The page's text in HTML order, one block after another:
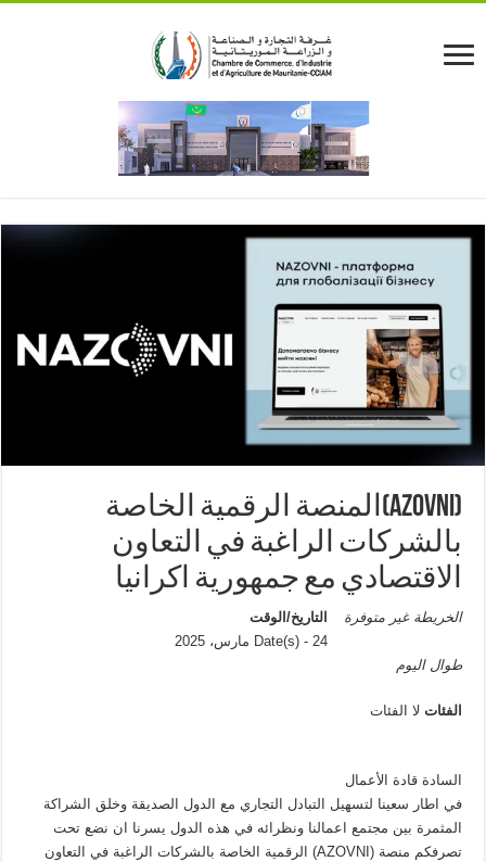
(AZOVNI)المنصة الرقمية الخاصة
بالشركات الراغبة في التعاون
الاقتصادي مع جمهورية اكرانيا
الخريطة غير متوفرة
التاريخ/الوقت
Date(s) - 24 مارس، 2025
طوال اليوم
الفئات لا الفئات
السادة قادة الأعمال
في اطار سعينا لتسهيل التبادل التجاري مع الدول الصديقة وخلق الشراكة
المثمرة بين مجتمع اعمالنا ونظرائه في هذه الدول يسرنا ان نضع تحت
تصرفكم منصة (AZOVNI) الرقمية الخاصة بالشركات الراغبة في التعاون